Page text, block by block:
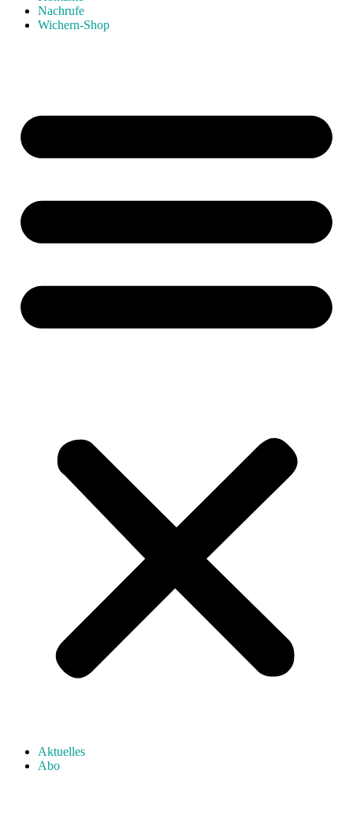
Nachrufe
Wichern-Shop
Aktuelles
Abo